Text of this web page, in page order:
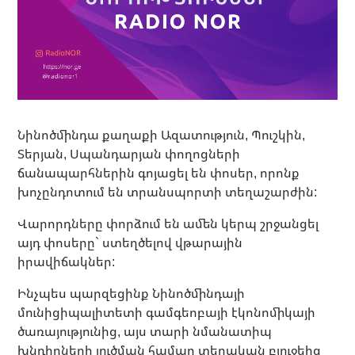
Նինոծմինդա քաղաքի Ազատություն, Պուշկին,
Տերյան, Սպանդարյան փողոցների
ճանապարհներին գոյացել են փոսեր, որոնք
խոչընդոտում են տրանսպորտի տեղաշարժին:
Վարորդները փորձում են ամեն կերպ շրջանցել
այդ փոսերը` ստեղծելով վթարային
իրավիճակներ:
Ինչպես պարզեցինք Նինոծմինդայի
մունիցիպալիտետի գամգեոբայի էկոնոմիկայի
ծառայությունից, այս տարի նմանատիպ
խնդիրների լուծման համար տեղական բյուջեից